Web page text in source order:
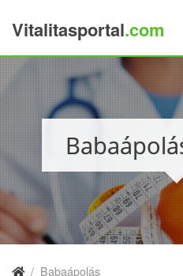
Vitalitasportal.com
/ Babaápolás
×